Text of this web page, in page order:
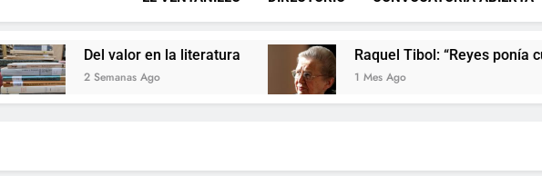
Del valor en la literatura
2 Semanas Ago
Raquel Tibol: “Reyes ponía cuidado en
1 Mes Ago